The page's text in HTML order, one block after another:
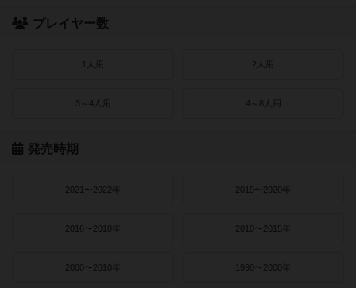
プレイヤー数
1人用 2人用
3～4人用 4～8人用
発売時期
2021〜2022年 2019〜2020年
2016〜2018年 2010〜2015年
2000〜2010年 1990〜2000年